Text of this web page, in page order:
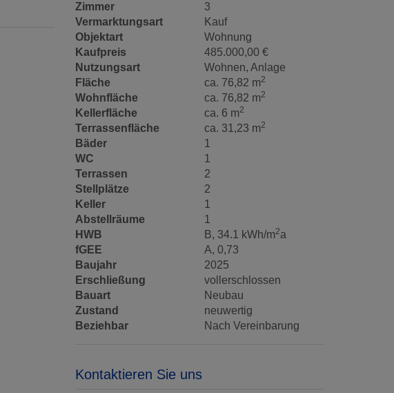
Zimmer
3
Vermarktungsart
Kauf
Objektart
Wohnung
Kaufpreis
485.000,00 €
Nutzungsart
Wohnen Anlage
Fläche
ca. 76,82 m2
Wohnfläche ca. 76,82 m2
Kellerfläche ca. 6 m2
Terrassenfläche ca. 31,23 m2
Bäder
1
WC
1
Terrassen
2
Stellplätze
2
Keller
1
Abstellräume
1
HWB
B, 34.1 kWh/m2a
fGEE
A, 0,73
Baujahr
2025
Erschließung
vollerschlossen
Bauart
Neubau
Zustand
neuwertig
Beziehbar
Nach Vereinbarung
Kontaktieren Sie uns